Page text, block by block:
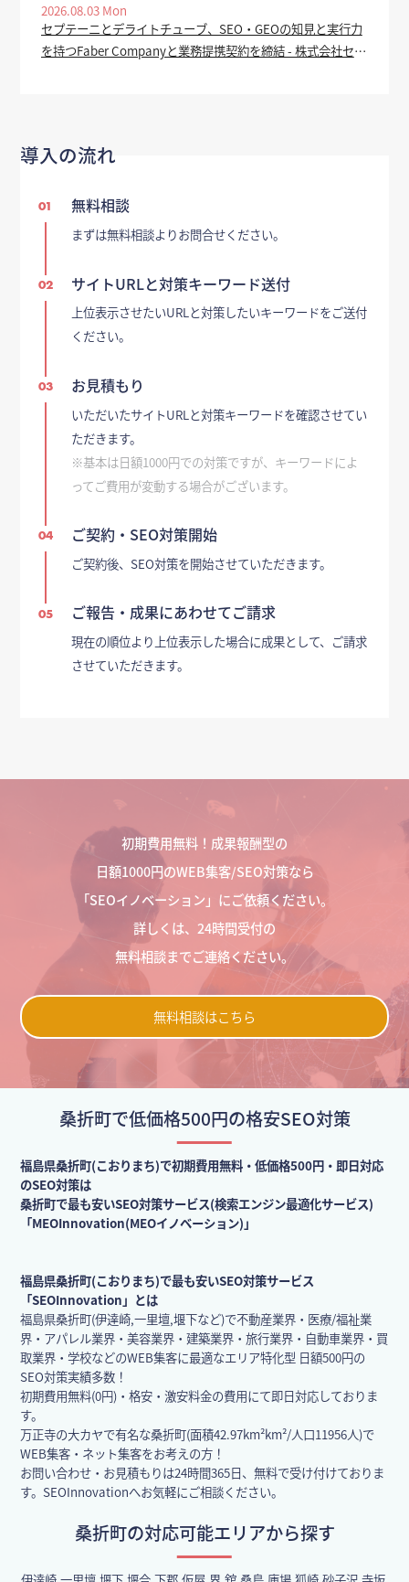
2026.08.03 Mon
セプテーニとデライトチューブ、SEO・GEOの知見と実行力
を持つFaber Companyと業務提携契約を締結 - 株式会社セプ
導入の流れ
01 無料相談
まずは無料相談よりお問合せください。
02 サイトURLと対策キーワード送付
上位表示させたいURLと対策したいキーワードをご送付
ください。
03 お見積もり
いただいたサイトURLと対策キーワードを確認させてい
ただきます。
※基本は日額1000円での対策ですが、キーワードによ
ってご費用が変動する場合がございます。
04 ご契約・SEO対策開始
ご契約後、SEO対策を開始させていただきます。
05 ご報告・成果にあわせてご請求
現在の順位より上位表示した場合に成果として、ご請求
させていただきます。
初期費用無料！成果報酬型の
日額1000円のWEB集客/SEO対策なら
「SEOイノベーション」にご依頼ください。
詳しくは、24時間受付の
無料相談までご連絡ください。
無料相談はこちら
桑折町で低価格500円の格安SEO対策
福島県桑折町(こおりまち)で初期費用無料・低価格500円・即日対応
のSEO対策は
桑折町で最も安いSEO対策サービス(検索エンジン最適化サービス)
「MEOInnovation(MEOイノベーション)」
福島県桑折町(こおりまち)で最も安いSEO対策サービス
「SEOInnovation」とは
福島県桑折町(伊達崎,一里壇,堰下など)で不動産業界・医療/福祉業
界・アパレル業界・美容業界・建築業界・旅行業界・自動車業界・買
取業界・学校などのWEB集客に最適なエリア特化型 日額500円の
SEO対策実績多数！
初期費用無料(0円)・格安・激安料金の費用にて即日対応しておりま
す。
万正寺の大カヤで有名な桑折町(面積42.97km²km²/人口11956人)で
WEB集客・ネット集客をお考えの方！
お問い合わせ・お見積もりは24時間365日、無料で受け付けておりま
す。SEOInnovationへお気軽にご相談ください。
桑折町の対応可能エリアから探す